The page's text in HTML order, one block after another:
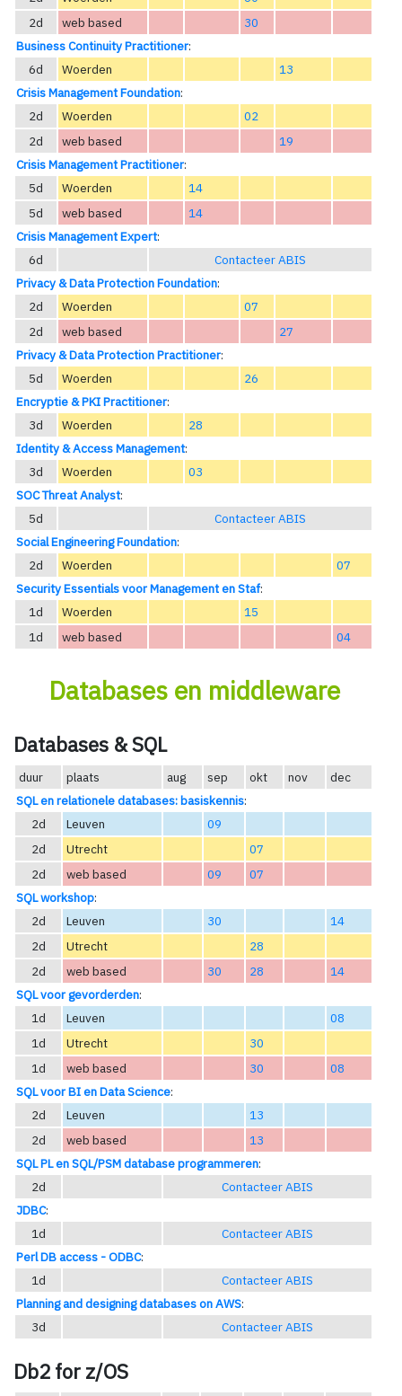
2d
web based
30
Business Continuity Practitioner:
6d
Woerden
13
Crisis Management Foundation:
2d
Woerden
02
2d
web based
19
Crisis Management Practitioner:
5d
Woerden
14
5d
web based
14
Crisis Management Expert:
6d
Contacteer ABIS
Privacy & Data Protection Foundation:
2d
Woerden
07
2d
web based
27
Privacy & Data Protection Practitioner:
5d
Woerden
26
Encryptie & PKI Practitioner:
3d
Woerden
28
Identity & Access Management:
3d
Woerden
03
SOC Threat Analyst:
5d
Contacteer ABIS
Social Engineering Foundation:
2d
Woerden
07
Security Essentials voor Management en Staf:
1d
Woerden
15
1d
web based 04
Databases en middleware
Databases & SQL
duur plaats aug sep okt nov
dec
SQL en relationele databases: basiskennis:
2d
Leuven
09
2d
Utrecht
07
2d
web based 09
07
SQL workshop:
2d
Leuven 30
14
2d
Utrecht
28
2d
web based 30 28
14
SQL voor gevorderden:
1d
Leuven
08
1d
Utrecht
30
1d
web based 30
08
SQL voor BI en Data Science:
2d
Leuven
13
2d
web based
13
SQL PL en SQL/PSM database programmeren:
2d
Contacteer ABIS
JDBC:
1d
Contacteer ABIS
Perl DB access - ODBC:
1d
Contacteer ABIS
Planning and designing databases on AWS:
3d
Contacteer ABIS
Db2 for z/OS